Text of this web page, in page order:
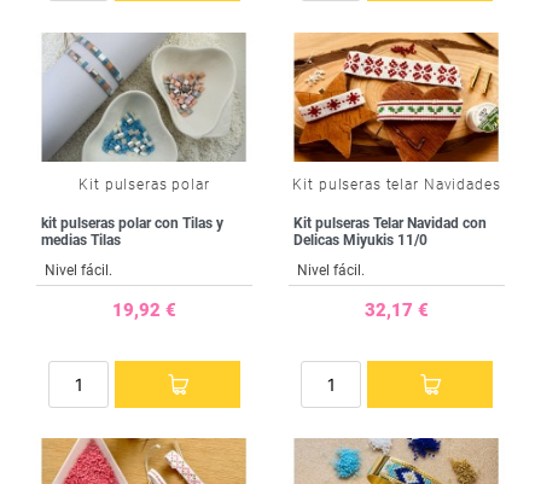
Kit pulseras polar
kit pulseras polar con Tilas y
medias Tilas
Nivel fácil.
19,92 €
Kit pulseras telar Navidades
Kit pulseras Telar Navidad con
Delicas Miyukis 11/0
Nivel fácil.
32,17 €